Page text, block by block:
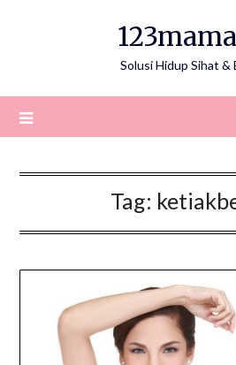
Solusi Hidup Sihat &
Tag: